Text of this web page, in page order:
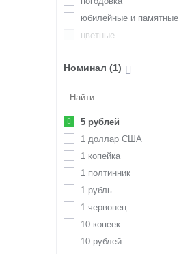
юбилейные и памятные
цветные
Номинал (1)
5 рублей
1 доллар США
1 копейка
1 полтинник
1 рубль
1 червонец
10 копеек
10 рублей